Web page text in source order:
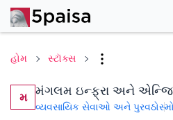
હોમ સ્ટૉક્સ
મ મંગલમ ઇન્ફ્રા અને
વ્યવસાયિક સેવાઓ અને પુરવઠો
પરફોર્મન્સફાઇનાન્શિયલ્સ